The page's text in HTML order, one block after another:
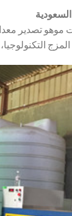
موهو تصدير